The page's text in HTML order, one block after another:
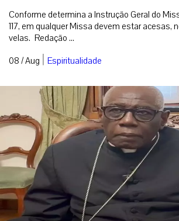
Conforme determina a Instrução Geral do
117, em qualquer Missa devem estar acesas,
velas. Redação ...
08 / Aug | Espiritualidade